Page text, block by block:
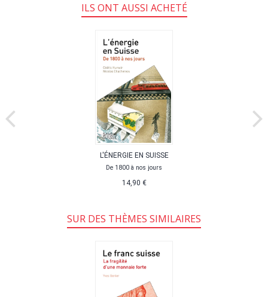
ILS ONT AUSSI ACHETÉ
L'ÉNERGIE EN SUISSE
De 1800 à nos jours
14,90 €
SUR DES THÈMES SIMILAIRES